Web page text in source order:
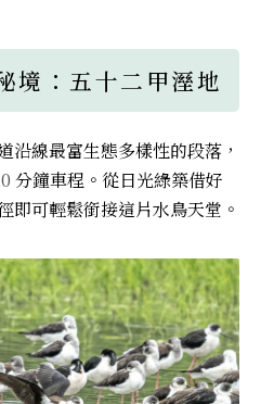
境：五十二甲溼地
沿線最富生態多樣性的段落，
分鐘車程。從日光綠築借好
即可輕鬆銜接這片水鳥天堂。